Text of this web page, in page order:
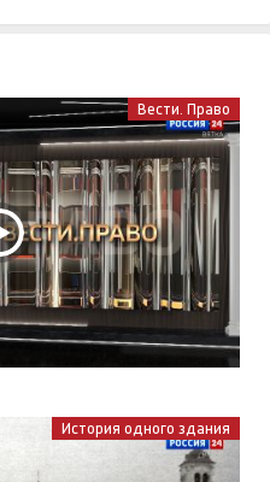
Вести. Право
История одного здания